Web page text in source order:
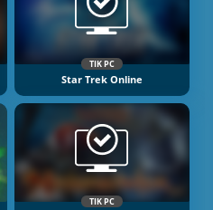
TIK PC
Star Trek Online
TIK PC